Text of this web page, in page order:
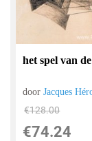
het spel van
doorJacques
€128.00
€74.24